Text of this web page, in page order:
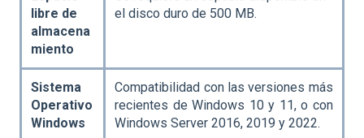
libre de
almacena
miento
el disco duro de 500 MB.
Sistema
Operativo
Windows
Compatibilidad con las versiones más
recientes de Windows 10 y 11, o con
Windows Server 2016, 2019 y 2022.